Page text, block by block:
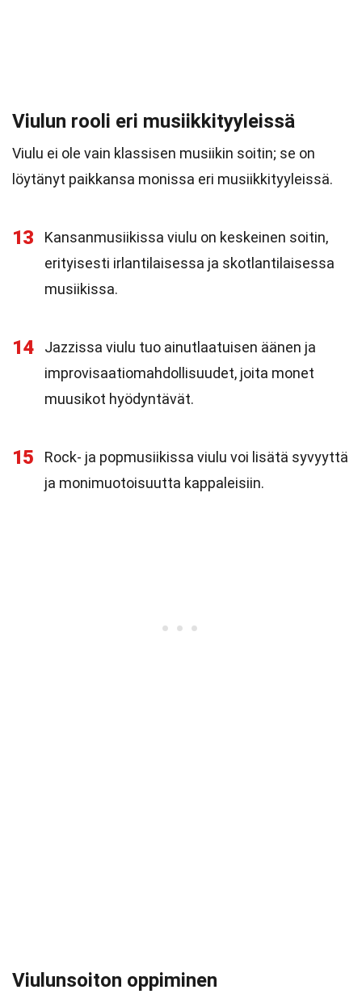
Viulun rooli eri musiikkityyleissä
Viulu ei ole vain klassisen musiikin soitin; se on
löytänyt paikkansa monissa eri musiikkityyleissä.
13
Kansanmusiikissa viulu on keskeinen soitin,
erityisesti irlantilaisessa ja skotlantilaisessa
musiikissa.
14
Jazzissa viulu tuo ainutlaatuisen äänen ja
improvisaatiomahdollisuudet, joita monet
muusikot hyödyntävät.
15
Rock- ja popmusiikissa viulu voi lisätä syvyyttä
ja monimuotoisuutta kappaleisiin.
Viulunsoiton oppiminen